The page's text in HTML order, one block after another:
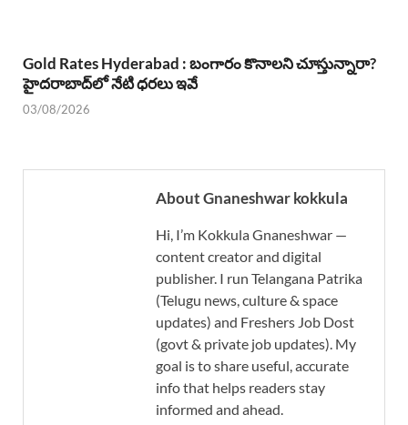
Gold Rates Hyderabad : బంగారం కొనాలని చూస్తున్నారా?
హైదరాబాద్‌లో నేటి ధరలు ఇవే
03/08/2026
About Gnaneshwar kokkula
Hi, I’m Kokkula Gnaneshwar —
content creator and digital
publisher. I run Telangana Patrika
(Telugu news, culture & space
updates) and Freshers Job Dost
(govt & private job updates). My
goal is to share useful, accurate
info that helps readers stay
informed and ahead.